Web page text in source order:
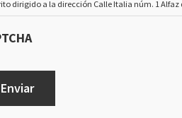
dirigido a la dirección Calle Italia núm. 1 Alfaz